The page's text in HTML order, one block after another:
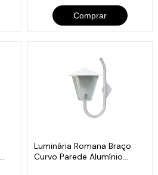
Comprar
Luminária Romana Braço
Curvo Parede Alumínio